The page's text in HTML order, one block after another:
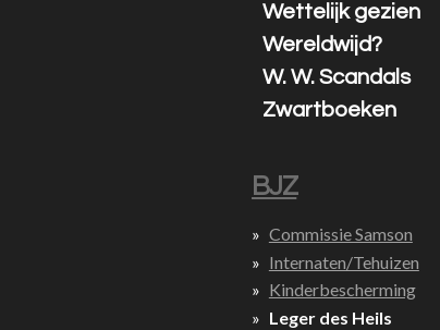
Wettelijk gezien
Wereldwijd?
W. W. Scandals
Zwartboeken
BJZ
Commissie Samson
Internaten/Tehuizen
Kinderbescherming
Leger des Heils